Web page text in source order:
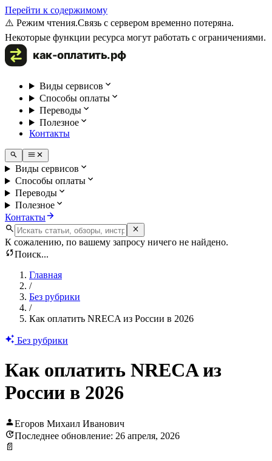
Перейти к содержимому
⚠️ Режим чтения.Связь с сервером временно потеряна.
Некоторые функции ресурса могут работать с ограничениями.
Виды сервисов
Способы оплаты
Переводы
Полезное
Контакты
Виды сервисов
Способы оплаты
Переводы
Полезное
Контакты
К сожалению, по вашему запросу ничего не найдено.
Поиск...
Главная
/
Без рубрики
/
Как оплатить NRECA из России в 2026
Без рубрики
Как оплатить NRECA из
России в 2026
Егоров Михаил Иванович
Последнее обновление: 26 апреля, 2026
📄